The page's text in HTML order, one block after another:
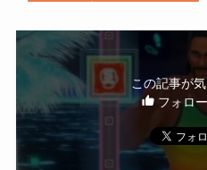
この記事が
フォロ